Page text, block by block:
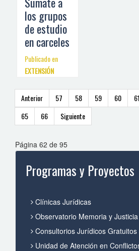
los grupos
de estudio
en carceles
Publicado en
EXTENSIÓN
Anterior 57 58 59 60 61
65
66 Siguiente
Página 62 de 95
Programas y Proyectos
Clínicas Jurídicas
Observatorio Memoria y Justicia
Consultorios Jurídicos Gratuitos
Unidad de Atención en